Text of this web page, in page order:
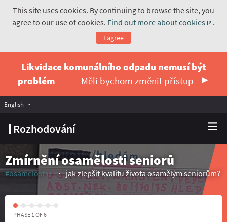
This site uses cookies. By continuing to browse the site, you
agree to our use of cookies. Find out more about cookies
.
I agree
Likvidace komunálního odpadu nemusí být
problém
- Měli bychom změnit přístup
Rozhodování
English Vyberte jazyk
Zmírnění osamělosti seniorů
#osamelost
(External link)
jak zlepšit kvalitu života osamělým seniorům?
PHASE 1 OF 6